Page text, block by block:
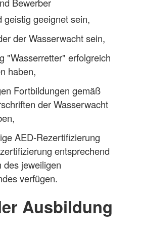
geistig geeignet sein,
der Wasserwacht sein,
"Wasserretter" erfolgreich
haben,
Fortbildungen gemäß
der Wasserwacht
AED-Rezertifizierung
entsprechend
des jeweiligen
verfügen.
Ausbildung